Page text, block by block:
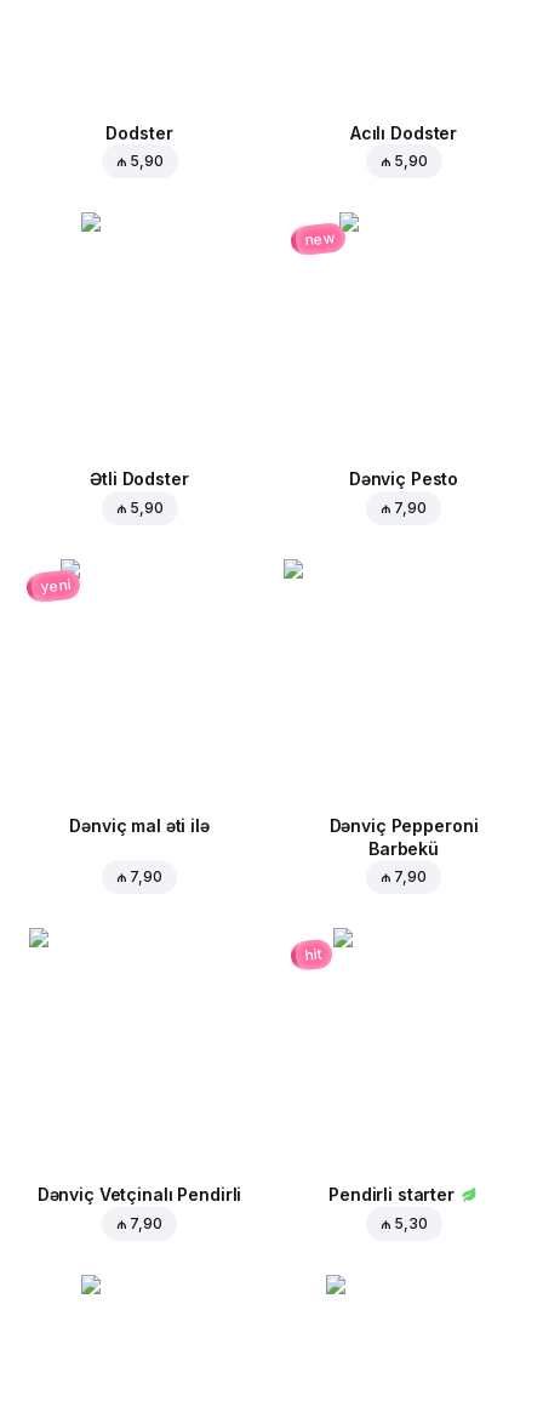
Dodster
₼ 5,90
Acılı Dodster
₼ 5,90
Ətli Dodster
₼ 5,90
new
Dənviç Pesto
₼ 7,90
yeni
Dənviç mal əti ilə
₼ 7,90
Dənviç Pepperoni
Barbekü
₼ 7,90
Dənviç Vetçinalı Pendirli
₼ 7,90
hit
Pendirli starter
₼ 5,30